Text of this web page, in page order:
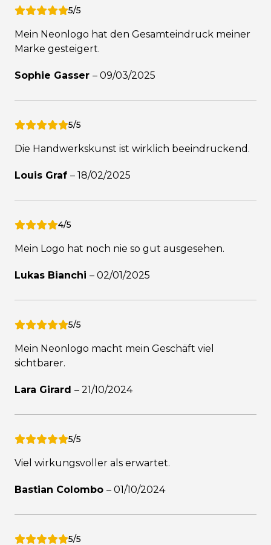
5/5
Mein Neonlogo hat den Gesamteindruck meiner
Marke gesteigert.
Sophie Gasser – 09/03/2025
5/5
Die Handwerkskunst ist wirklich beeindruckend.
Louis Graf – 18/02/2025
4/5
Mein Logo hat noch nie so gut ausgesehen.
Lukas Bianchi – 02/01/2025
5/5
Mein Neonlogo macht mein Geschäft viel
sichtbarer.
Lara Girard – 21/10/2024
5/5
Viel wirkungsvoller als erwartet.
Bastian Colombo – 01/10/2024
5/5